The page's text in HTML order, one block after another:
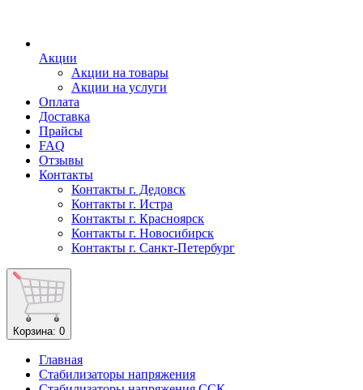
Акции
Акции на товары
Акции на услуги
Оплата
Доставка
Прайсы
FAQ
Отзывы
Контакты
Контакты г. Дедовск
Контакты г. Истра
Контакты г. Красноярск
Контакты г. Новосибирск
Контакты г. Санкт-Петербург
Корзина: 0
Главная
Стабилизаторы напряжения